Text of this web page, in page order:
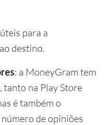
para a
destino.
: a MoneyGram tem
tanto na Play Store
é também o
de opiniões